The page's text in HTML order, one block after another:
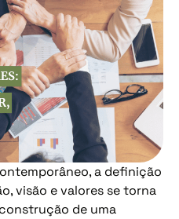
a definição
visão e valores se torna
de uma